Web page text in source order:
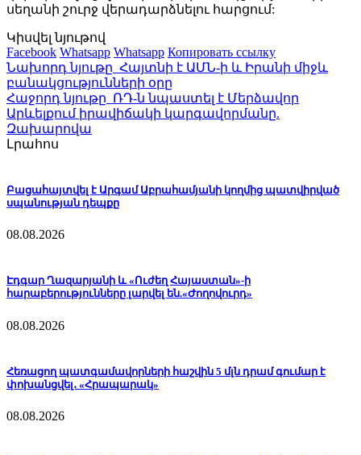
սեղանի շուրջ վերադարձնելու հարցում:
Կիսվել նյութով
Facebook Whatsapp Whatsapp Копировать ссылку
Նախորդ նյութը Հայտնի է ԱՄՆ-ի և Իրանի միջև
բանակցությունների օրը
Հաջորդ նյութը ՌԴ-ն նպաստել է Մերձավոր
Արևելքում իրավիճակի կարգավորմանը.
Զախարովա
Լրահոս
Բացահայտվել է Արգամ Աբրահամյանի կողմից պատվիրված
սպանության դեպքը
08.08.2026
Էդգար Ղազարյանի և «Ուժեղ Հայաստան»-ի
հարաբերությունները լարվել են.«Ժողովուրդ»
08.08.2026
Հեռացող պատգամավորների հաշվին 5 մլն դրամ գումար է
փոխանցվել․ «Հրապարակ»
08.08.2026